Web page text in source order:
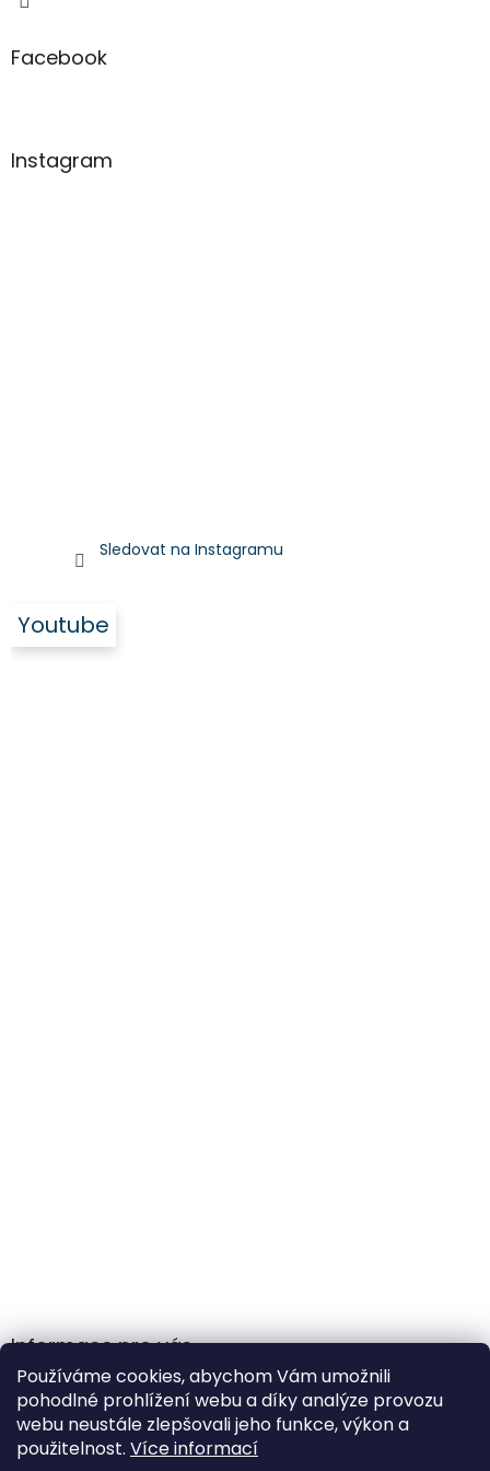
Používáme cookies, abychom Vám umožnili
pohodlné prohlížení webu a díky analýze provozu
webu neustále zlepšovali jeho funkce, výkon a
použitelnost. Více informací
Facebook
Instagram
Sledovat na Instagramu
Youtube
Informace pro vás
Obchodní podmínky
Podmínky ochrany osobních údajů